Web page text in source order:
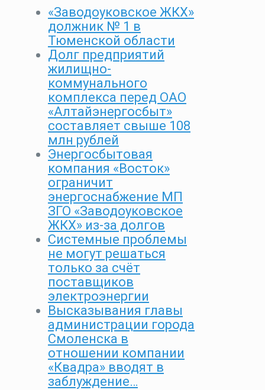
«Заводоуковское ЖКХ»
должник № 1 в
Тюменской области
Долг предприятий
жилищно-
коммунального
комплекса перед ОАО
«Алтайэнергосбыт»
составляет свыше 108
млн рублей
Энергосбытовая
компания «Восток»
ограничит
энергоснабжение МП
ЗГО «Заводоуковское
ЖКХ» из-за долгов
Системные проблемы
не могут решаться
только за счёт
поставщиков
электроэнергии
Высказывания главы
администрации города
Смоленска в
отношении компании
«Квадра» вводят в
заблуждение…